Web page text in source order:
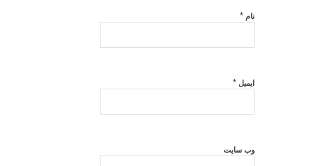
نام *
ایمیل *
وب‌ سایت